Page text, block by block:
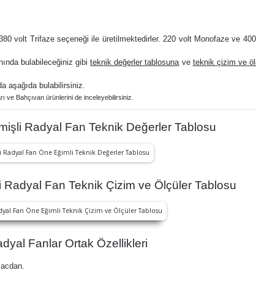
volt Trifaze seçeneği ile üretilmektedirler. 220 volt Monofaze ve
bulabileceğiniz gibiteknik değerler tablosunave teknik çizim ve
aşağıda bulabilirsiniz.
ve Bahçıvan ürünlerini de inceleyebilirsiniz.
Radyal Fan Teknik Değerler Tablosu
Fan Teknik Çizim ve Ölçüler Tablosu
Fanlar Ortak Özellikleri